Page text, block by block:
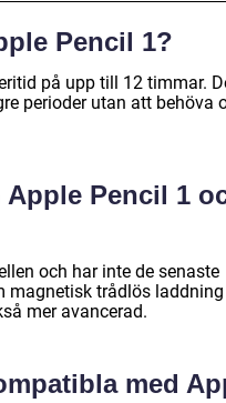
Pencil 1?
på upp till 12 timmar.
perioder utan att behöva
Pencil 1
och har inte de senaste
magnetisk trådlös
mer avancerad.
med